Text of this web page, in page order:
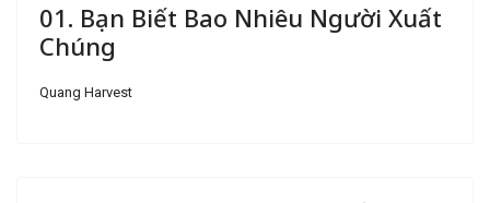
01. Bạn Biết Bao Nhiêu Người Xuất
Chúng
Quang Harvest